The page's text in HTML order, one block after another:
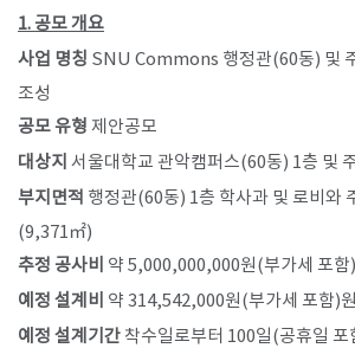
1. 공모 개요
사업 명칭 SNU Commons 행정관(60동) 및
조성
공모 유형 제안공모
대상지 서울대학교 관악캠퍼스(60동) 1층 및
부지면적 행정관(60동) 1층 학사과 및 로비와
(9,371㎡)
추정 공사비 약 5,000,000,000원(부가세 포함)
예정 설계비 약 314,542,000원(부가세 포함)원
예정 설계기간 착수일로부터 100일(공휴일 포